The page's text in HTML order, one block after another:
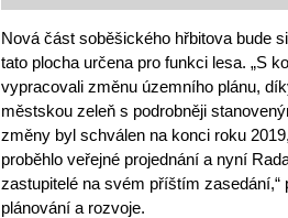
Nová část soběšického hřbitova bude
tato plocha určena pro funkci lesa. „S
vypracovali změnu územního plánu,
městskou zeleň s podrobněji
změny byl schválen na konci roku
proběhlo veřejné projednání a nyní
zastupitelé na svém příštím
plánování a rozvoje.